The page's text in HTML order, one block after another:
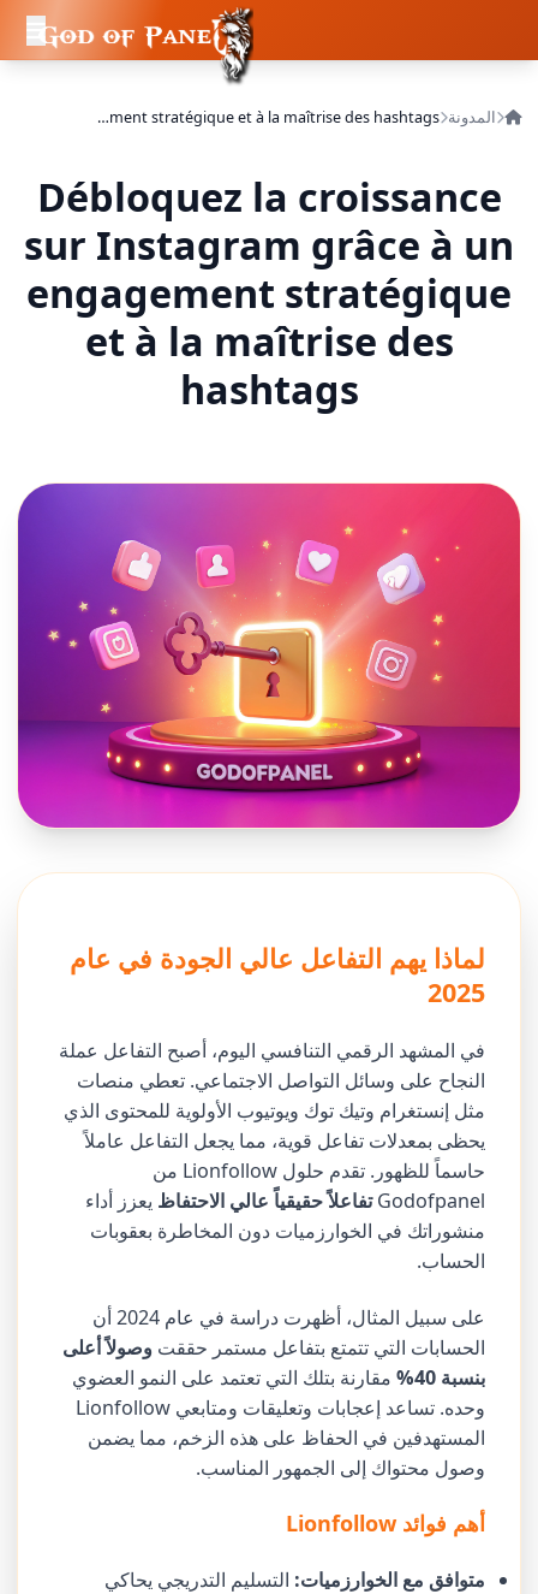
المدونة Débloquez la croissance sur Instagram grâce à un engagement stratégique et à la maîtrise des hashtags
Débloquez la croissance
sur Instagram grâce à un
engagement stratégique
et à la maîtrise des
hashtags
لماذا يهم التفاعل عالي الجودة في عام
2025
في المشهد الرقمي التنافسي اليوم، أصبح التفاعل عملة
النجاح على وسائل التواصل الاجتماعي. تعطي منصات
مثل إنستغرام وتيك توك ويوتيوب الأولوية للمحتوى الذي
يحظى بمعدلات تفاعل قوية، مما يجعل التفاعل عاملاً
حاسماً للظهور. تقدم حلول Lionfollow من
Godofpanel تفاعلاً حقيقياً عالي الاحتفاظ يعزز أداء
منشوراتك في الخوارزميات دون المخاطرة بعقوبات
الحساب.
على سبيل المثال، أظهرت دراسة في عام 2024 أن
الحسابات التي تتمتع بتفاعل مستمر حققتوصولاً أعلى
بنسبة 40%
مقارنة بتلك التي تعتمد على النمو العضوي
وحده. تساعد إعجابات وتعليقات ومتابعي Lionfollow
المستهدفين في الحفاظ على هذه الزخم، مما يضمن
وصول محتواك إلى الجمهور المناسب.
أهم فوائد Lionfollow
متوافق مع الخوارزميات: التسليم التدريجي يحاكي